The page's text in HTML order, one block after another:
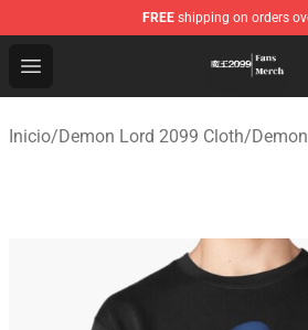
FREE shipping on orders
Open menu
Demon Lord 2099 Store -
Inicio/Demon Lord 2099 Cloth/